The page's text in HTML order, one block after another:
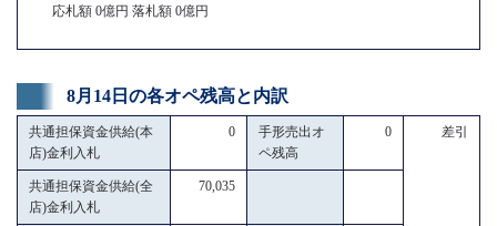
応札額 0億円 落札額 0億円
8月14日の各オペ残高と内訳
共通担保資金供給(本
店)金利入札
0
手形売出オ
ペ残高
0 差引
共通担保資金供給(全
店)金利入札
70,035